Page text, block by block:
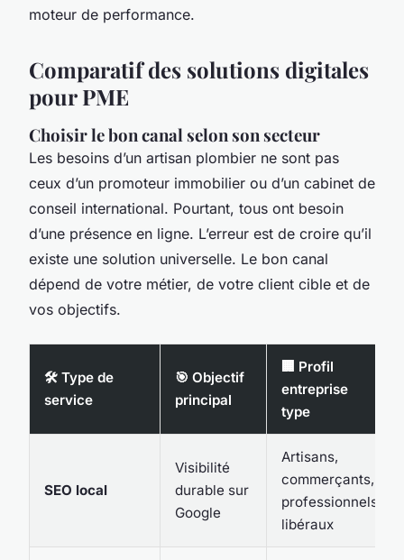
moteur de performance.
Comparatif des solutions digitales
pour PME
Choisir le bon canal selon son secteur
Les besoins d’un artisan plombier ne sont pas
ceux d’un promoteur immobilier ou d’un cabinet de
conseil international. Pourtant, tous ont besoin
d’une présence en ligne. L’erreur est de croire qu’il
existe une solution universelle. Le bon canal
dépend de votre métier, de votre client cible et de
vos objectifs.
🛠️ Type de
service
🎯 Objectif
principal
🏢 Profil
entreprise
type
SEO local
Visibilité
durable sur
Google
Artisans,
commerçants,
professionnels
libéraux